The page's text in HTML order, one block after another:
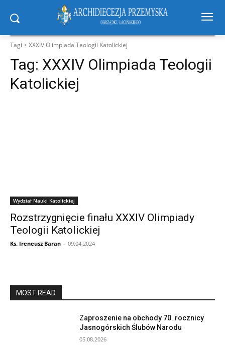
Tagi XXXIV Olimpiada Teologii Katolickiej
Tag: XXXIV Olimpiada Teologii
Katolickiej
Wydział Nauki Katolickiej
Rozstrzygnięcie finału XXXIV Olimpiady
Teologii Katolickiej
Ks. Ireneusz Baran - 09.04.2024
MOST READ
Zaproszenie na obchody 70. rocznicy
Jasnogórskich Ślubów Narodu
05.08.2026